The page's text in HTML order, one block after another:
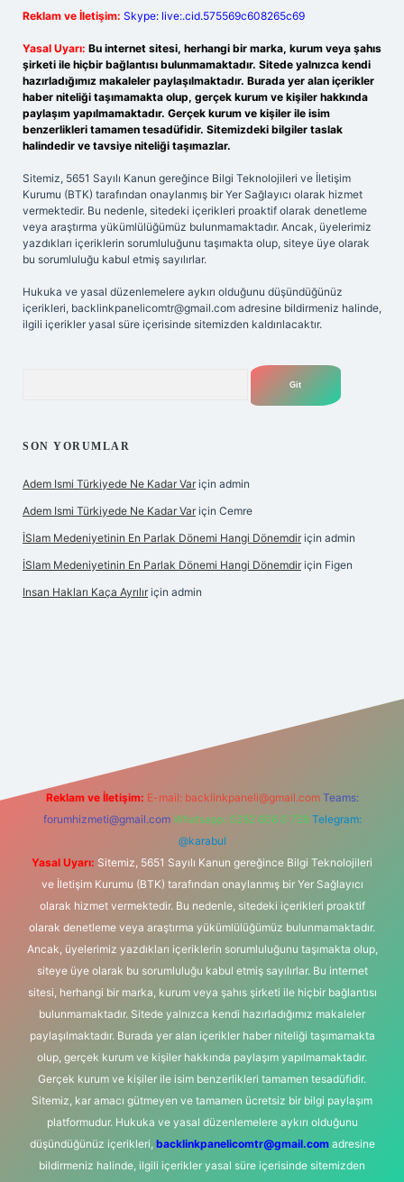
Reklam ve İletişim: Skype: live:.cid.575569c608265c69
Yasal Uyarı: Bu internet sitesi, herhangi bir marka, kurum veya şahıs
şirketi ile hiçbir bağlantısı bulunmamaktadır. Sitede yalnızca kendi
hazırladığımız makaleler paylaşılmaktadır. Burada yer alan içerikler
haber niteliği taşımamakta olup, gerçek kurum ve kişiler hakkında
paylaşım yapılmamaktadır. Gerçek kurum ve kişiler ile isim
benzerlikleri tamamen tesadüfidir. Sitemizdeki bilgiler taslak
halindedir ve tavsiye niteliği taşımazlar.
Sitemiz, 5651 Sayılı Kanun gereğince Bilgi Teknolojileri ve İletişim
Kurumu (BTK) tarafından onaylanmış bir Yer Sağlayıcı olarak hizmet
vermektedir. Bu nedenle, sitedeki içerikleri proaktif olarak denetleme
veya araştırma yükümlülüğümüz bulunmamaktadır. Ancak, üyelerimiz
yazdıkları içeriklerin sorumluluğunu taşımakta olup, siteye üye olarak
bu sorumluluğu kabul etmiş sayılırlar.
Hukuka ve yasal düzenlemelere aykırı olduğunu düşündüğünüz
içerikleri, backlinkpanelicomtr@gmail.com adresine bildirmeniz halinde,
ilgili içerikler yasal süre içerisinde sitemizden kaldırılacaktır.
SON YORUMLAR
Adem Ismi Türkiyede Ne Kadar Var için admin
Adem Ismi Türkiyede Ne Kadar Var için Cemre
İSlam Medeniyetinin En Parlak Dönemi Hangi Dönemdir için admin
İSlam Medeniyetinin En Parlak Dönemi Hangi Dönemdir için Figen
Insan Hakları Kaça Ayrılır için admin
Reklam ve İletişim: E-mail: backlinkpaneli@gmail.com Teams:
forumhizmeti@gmail.com Whatsapp: 0262 606 0 726 Telegram:
@karabul
Yasal Uyarı: Sitemiz, 5651 Sayılı Kanun gereğince Bilgi Teknolojileri
ve İletişim Kurumu (BTK) tarafından onaylanmış bir Yer Sağlayıcı
olarak hizmet vermektedir. Bu nedenle, sitedeki içerikleri proaktif
olarak denetleme veya araştırma yükümlülüğümüz bulunmamaktadır.
Ancak, üyelerimiz yazdıkları içeriklerin sorumluluğunu taşımakta olup,
siteye üye olarak bu sorumluluğu kabul etmiş sayılırlar. Bu internet
sitesi, herhangi bir marka, kurum veya şahıs şirketi ile hiçbir bağlantısı
bulunmamaktadır. Sitede yalnızca kendi hazırladığımız makaleler
paylaşılmaktadır. Burada yer alan içerikler haber niteliği taşımamakta
olup, gerçek kurum ve kişiler hakkında paylaşım yapılmamaktadır.
Gerçek kurum ve kişiler ile isim benzerlikleri tamamen tesadüfidir.
Sitemiz, kar amacı gütmeyen ve tamamen ücretsiz bir bilgi paylaşım
platformudur. Hukuka ve yasal düzenlemelere aykırı olduğunu
düşündüğünüz içerikleri, backlinkpanelicomtr@gmail.comadresine
bildirmeniz halinde, ilgili içerikler yasal süre içerisinde sitemizden